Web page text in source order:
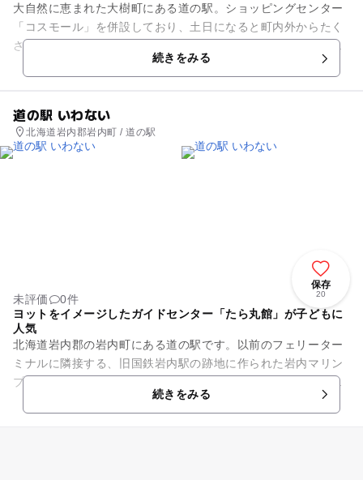
大自然に恵まれた大樹町にある道の駅。ショッピングセンター
「コスモール」を併設しており、土日になると町内外からたく
さんの方が訪れます。施設内には、食品スーパーや薬局、衣料
品や地元物産の販売コーナー...続きをみる
道の駅 いわない
北海道岩内郡岩内町 / 道の駅
保存
20
未評価
0件
ヨットをイメージしたガイドセンター「たら丸館」が子どもに
人気
北海道岩内郡の岩内町にある道の駅です。以前のフェリーター
ミナルに隣接する、旧国鉄岩内駅の跡地に作られた岩内マリン
プラザ地区に位置します。エリア内には、ヨットをイメージし
たガイドセンター「たら丸館...続きをみる